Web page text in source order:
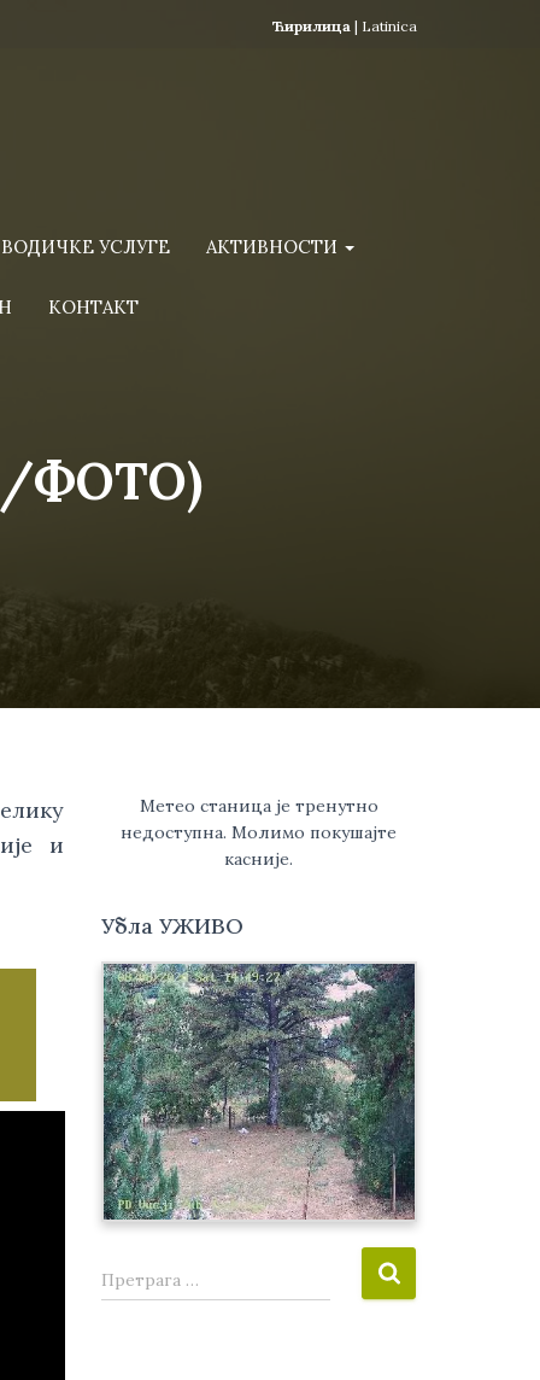
Ћирилица | Latinica
ВОДИЧКЕ УСЛУГЕ АКТИВНОСТИ
КОНТАКТ
ФОТО)
и
Метео станица је тренутно
недоступна. Молимо покушајте
касније.
Убла УЖИВО
П
р
Претрага …